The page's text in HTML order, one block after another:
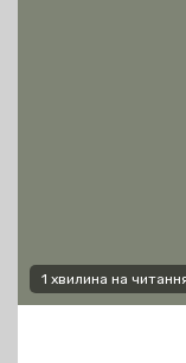
1 хвилина на